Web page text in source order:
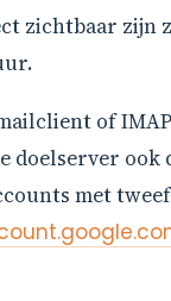
zijn
of
doelserver
met